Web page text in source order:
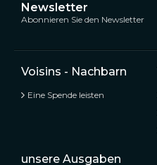
Newsletter
Abonnieren Sie den Newsletter
Voisins - Nachbarn
Eine Spende leisten
unsere Ausgaben